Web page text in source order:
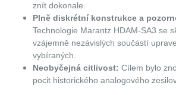
znít dokonale.
Plně diskrétní konstrukce a
Technologie Marantz HDAM-SA3 se
vzájemně nezávislých součástí
vybíraných.
Neobyčejná citlivost: Cílem bylo
pocit historického analogového